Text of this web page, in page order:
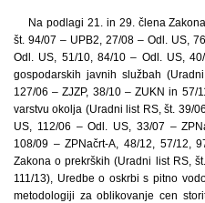
Na podlagi 21. in 29. člena
št. 94/07 – UPB2, 27/08 – Odl. US,
Odl. US, 51/10, 84/10 – Odl. US,
gospodarskih javnih službah
127/06 – ZJZP, 38/10 – ZUKN in 57/
varstvu okolja (Uradni list RS, št. 39/
US, 112/06 – Odl. US, 33/07 –
108/09 – ZPNačrt-A, 48/12, 57/12,
Zakona o prekrških (Uradni list RS,
111/13), Uredbe o oskrbi s pitno
metodologiji za oblikovanje cen